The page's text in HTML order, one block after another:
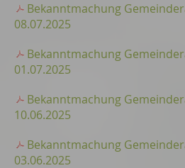
Bekanntmachung
08.07.2025
Bekanntmachung
01.07.2025
Bekanntmachung
10.06.2025
Bekanntmachung
03.06.2025